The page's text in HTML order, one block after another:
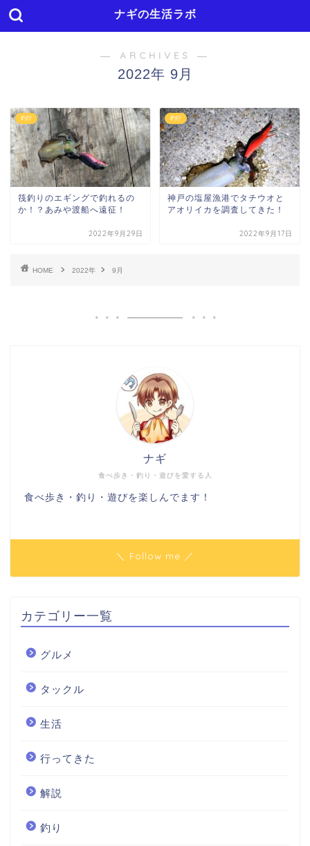
ナギの生活ラボ
― ARCHIVES ―
2022年 9月
釣行
筏釣りのエギングで釣れるの
か！？あみや渡船へ遠征！
2022年9月29日
釣行
神戸の塩屋漁港でタチウオと
アオリイカを調査してきた！
2022年9月17日
HOME 2022年 9月
食べ歩き・釣り・遊びを愛する人
ナギ
食べ歩き・釣り・遊びを楽しんでます！
＼ Follow me ／
カテゴリー一覧
グルメ
タックル
生活
行ってきた
解説
釣り